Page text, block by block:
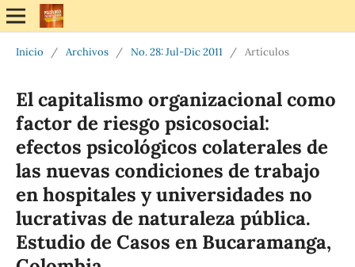
Inicio / Archivos / No. 28: Jul-Dic 2011 / Artículos
El capitalismo organizacional como
factor de riesgo psicosocial:
efectos psicológicos colaterales de
las nuevas condiciones de trabajo
en hospitales y universidades no
lucrativas de naturaleza pública.
Estudio de Casos en Bucaramanga,